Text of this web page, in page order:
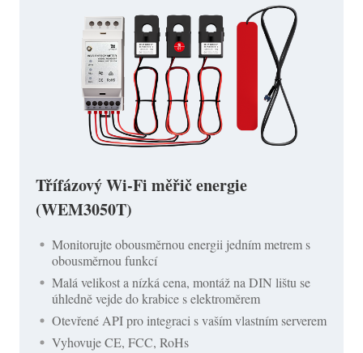
Třífázový Wi-Fi měřič energie
(WEM3050T)
Monitorujte obousměrnou energii jedním metrem s
obousměrnou funkcí
Malá velikost a nízká cena, montáž na DIN lištu se
úhledně vejde do krabice s elektroměrem
Otevřené API pro integraci s vaším vlastním serverem
Vyhovuje CE, FCC, RoHs